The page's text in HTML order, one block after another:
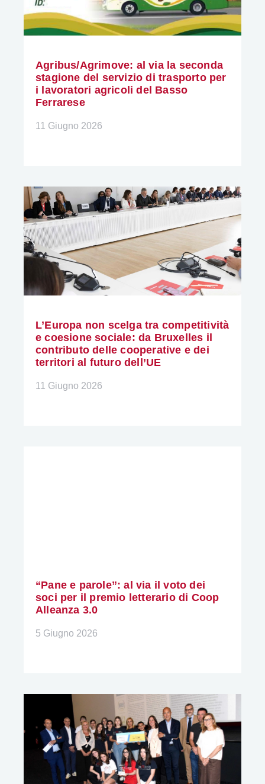
Agribus/Agrimove: al via la seconda
stagione del servizio di trasporto per
i lavoratori agricoli del Basso
Ferrarese
11 Giugno 2026
L’Europa non scelga tra competitività
e coesione sociale: da Bruxelles il
contributo delle cooperative e dei
territori al futuro dell’UE
11 Giugno 2026
“Pane e parole”: al via il voto dei
soci per il premio letterario di Coop
Alleanza 3.0
5 Giugno 2026